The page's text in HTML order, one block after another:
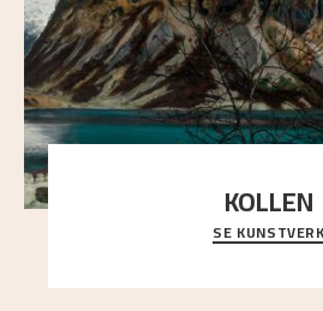
KOLLEN
Et ruvende fjell dominerer
sterk kontrast til det spinkle
SE KUNSTVERK